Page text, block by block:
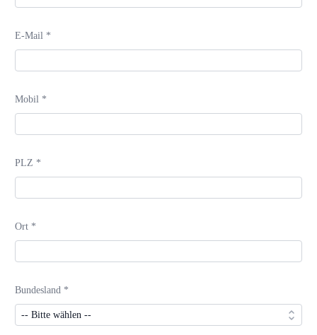
E-Mail *
Mobil *
PLZ *
Ort *
Bundesland *